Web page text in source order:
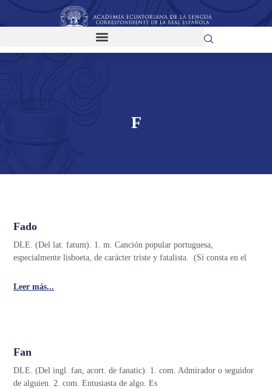
F
Fado
DLE. (Del lat. fatum). 1. m. Canción popular portuguesa,
especialmente lisboeta, de carácter triste y fatalista. (Sí consta en el
Leer más...
Fan
DLE. (Del ingl. fan, acort. de fanatic). 1. com. Admirador o seguidor
de alguien. 2. com. Entusiasta de algo. Es